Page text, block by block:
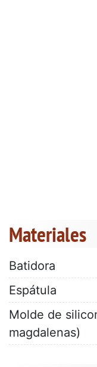
Materiales
Batidora
Espátula
Molde de
magdalenas)